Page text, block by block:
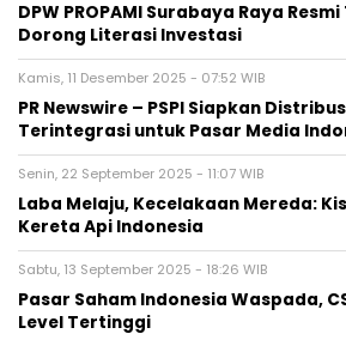
DPW PROPAMI Surabaya Raya
Dorong Literasi Investasi
Kamis, 11 Desember 2025 - 07:52 WIB
PR Newswire – PSPI Siapkan
Terintegrasi untuk Pasar Media
Senin, 22 September 2025 - 11:07 WIB
Laba Melaju, Kecelakaan Mereda:
Kereta Api Indonesia
Sabtu, 13 September 2025 - 18:26 WIB
Pasar Saham Indonesia Waspada,
Level Tertinggi